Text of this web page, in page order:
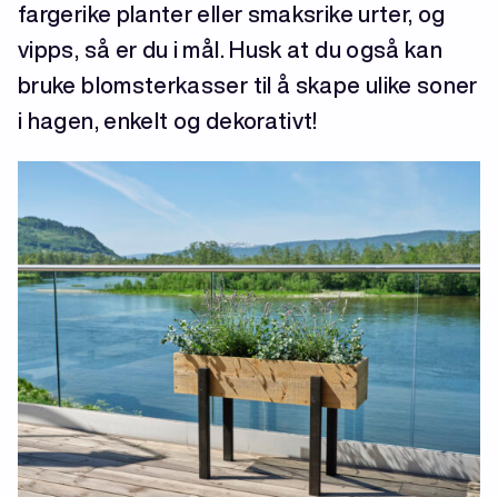
fargerike planter eller smaksrike urter, og
vipps, så er du i mål. Husk at du også kan
bruke blomsterkasser til å skape ulike soner
i hagen, enkelt og dekorativt!